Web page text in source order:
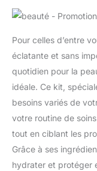
Pour celles d’entre
éclatante et sans
quotidien pour la
idéale. Ce kit,
besoins variés de
votre routine de
tout en ciblant les
Grâce à ses
hydrater et protéger